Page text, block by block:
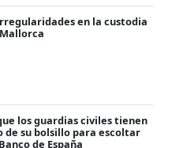
en la custodia
los guardias civiles tienen
de su bolsillo para escoltar
de España